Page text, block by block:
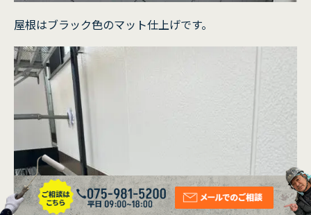
屋根はブラック色のマット仕上げです。